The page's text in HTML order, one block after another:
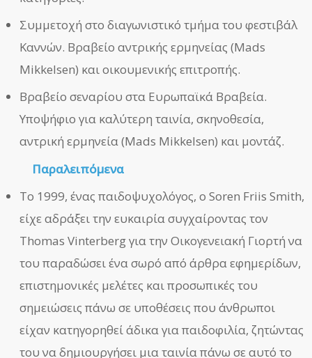
Συμμετοχή στο διαγωνιστικό τμήμα του φεστιβάλ
Καννών. Βραβείο αντρικής ερμηνείας (Mads
Mikkelsen) και οικουμενικής επιτροπής.
Βραβείο σεναρίου στα Ευρωπαϊκά Βραβεία.
Υποψήφιο για καλύτερη ταινία, σκηνοθεσία,
αντρική ερμηνεία (Mads Mikkelsen) και μοντάζ.
Παραλειπόμενα
Το 1999, ένας παιδοψυχολόγος, ο Soren Friis Smith,
είχε αδράξει την ευκαιρία συγχαίροντας τον
Thomas Vinterberg για την Οικογενειακή Γιορτή να
του παραδώσει ένα σωρό από άρθρα εφημερίδων,
επιστημονικές μελέτες και προσωπικές του
σημειώσεις πάνω σε υποθέσεις που άνθρωποι
είχαν κατηγορηθεί άδικα για παιδοφιλία, ζητώντας
του να δημιουργήσει μια ταινία πάνω σε αυτό το